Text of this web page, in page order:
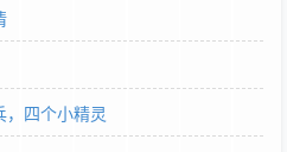
四个小精灵